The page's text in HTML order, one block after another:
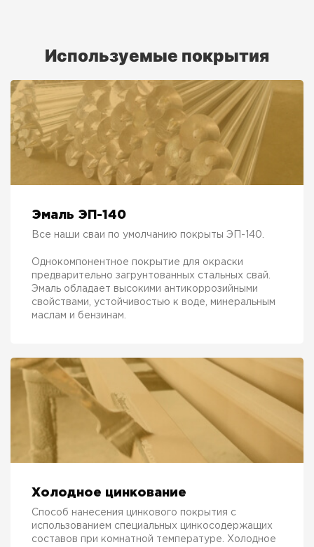
Используемые покрытия
Эмаль ЭП-140
Все наши сваи по умолчанию покрыты ЭП-140.
Однокомпонентное покрытие для окраски
предварительно загрунтованных стальных свай.
Эмаль обладает высокими антикоррозийными
свойствами, устойчивостью к воде, минеральным
маслам и бензинам.
Холодное цинкование
Способ нанесения цинкового покрытия с
использованием специальных цинкосодержащих
составов при комнатной температуре. Холодное